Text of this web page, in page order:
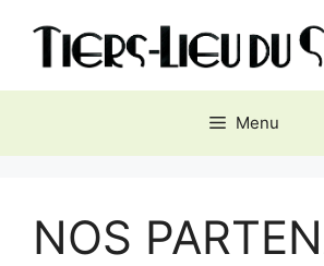
contenu
Menu
NOS